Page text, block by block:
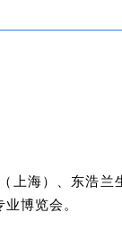
上海）、东浩兰
博览会。